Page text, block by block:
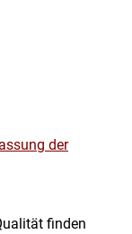
der
finden